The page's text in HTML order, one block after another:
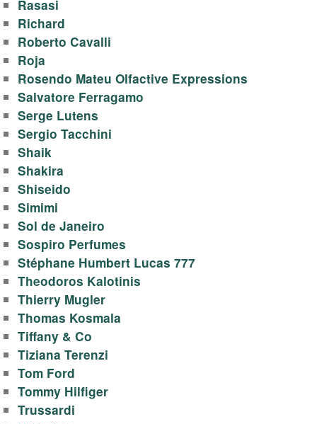
Rasasi
Richard
Roberto Cavalli
Roja
Rosendo Mateu Olfactive Expressions
Salvatore Ferragamo
Serge Lutens
Sergio Tacchini
Shaik
Shakira
Shiseido
Simimi
Sol de Janeiro
Sospiro Perfumes
Stéphane Humbert Lucas 777
Theodoros Kalotinis
Thierry Mugler
Thomas Kosmala
Tiffany & Co
Tiziana Terenzi
Tom Ford
Tommy Hilfiger
Trussardi